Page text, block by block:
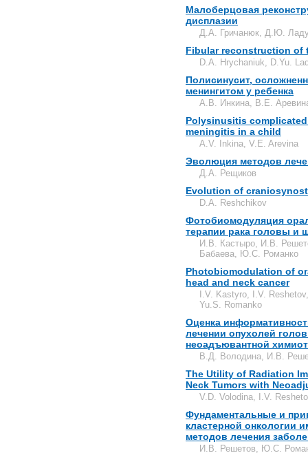
Малоберцовая
дисплазии
Д.А. Гричанюк, Д.Ю.
Fibular reconstruction of
D.A. Hrychaniuk, D.Yu.
Полисинусит,
менингитом у ребенка
А.В. Инкина, В.Е.
Polysinusitis
meningitis in a child
A.V. Inkina, V.E. Arevina
Эволюция методов
Д.А. Рещиков
Evolution of
D.A. Reshchikov
Фотобиомодуляция
терапии рака головы и
И.В. Кастыро, И.В.
Бабаева, Ю.С. Романко
Photobiomodulation of
head and neck cancer
I.V. Kastyro, I.V.
Yu.S. Romanko
Оценка
лечении опухолей
неоадъювантной
В.Д. Володина, И.В.
The Utility of Radiation
Neck Tumors with
V.D. Volodina, I.V.
Фундаментальные и
кластерной онкологии
методов лечения
И.В. Решетов, Ю.С.